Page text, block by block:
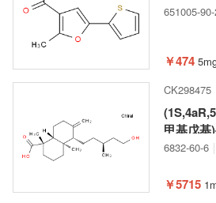
651005-
￥474
CK298475
甲基戊基
十氢萘-
6832-60-6
￥5715